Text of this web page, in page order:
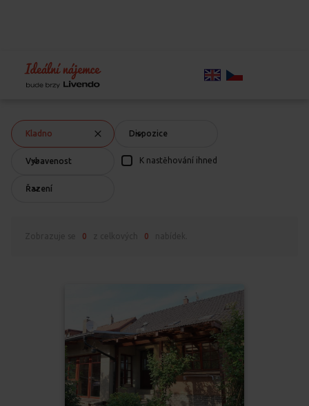
Home Chci bydlet
Kladno Dispozice
Vybavenost K nastěhování ihned
Řazení
0 0